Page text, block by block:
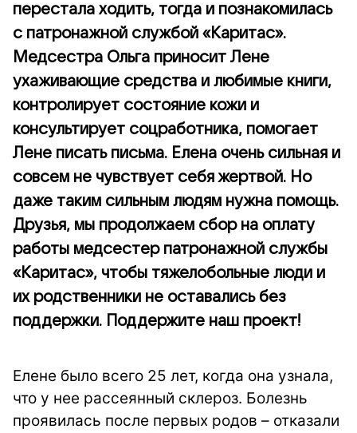
перестала ходить, тогда и познакомилась
с патронажной службой «Каритас».
Медсестра Ольга приносит Лене
ухаживающие средства и любимые книги,
контролирует состояние кожи и
консультирует соцработника, помогает
Лене писать письма. Елена очень сильная и
совсем не чувствует себя жертвой. Но
даже таким сильным людям нужна помощь.
Друзья, мы продолжаем сбор на оплату
работы медсестер патронажной службы
«Каритас», чтобы тяжелобольные люди и
их родственники не оставались без
поддержки. Поддержите наш проект!
Елене было всего 25 лет, когда она узнала,
что у нее рассеянный склероз. Болезнь
проявилась после первых родов – отказали